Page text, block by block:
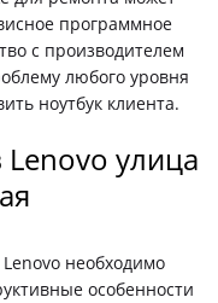
программное
с производителем
любого уровня
ноутбук клиента.
улица
необходимо
особенности